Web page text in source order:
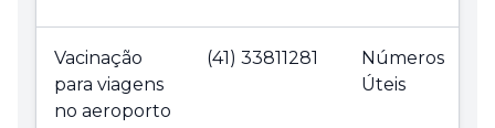
Vacinação
para viagens
no aeroporto
(41) 33811281
Números
Úteis